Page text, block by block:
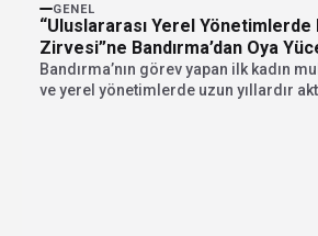
GENEL
“Uluslararası Yerel Yönetimlerde
Zirvesi”ne Bandırma’dan Oya
katılıyor
Bandırma’nın görev yapan ilk kadın
ve yerel yönetimlerde uzun yıllardır